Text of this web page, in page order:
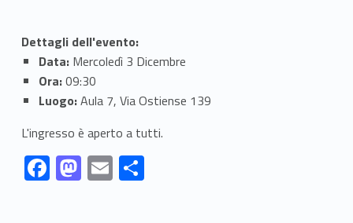
Dettagli dell'evento:
Data:Mercoledì 3 Dicembre
Ora:09:30
Luogo:Aula 7, Via Ostiense 139
L'ingresso è aperto a tutti.
Link identifier #identifier__166282-1
F
ac
Link identifier #identifier__166703-2 M
as
Link identifier #identifier__98505-3 E
m
Link identifier #identifier__102018-4 S